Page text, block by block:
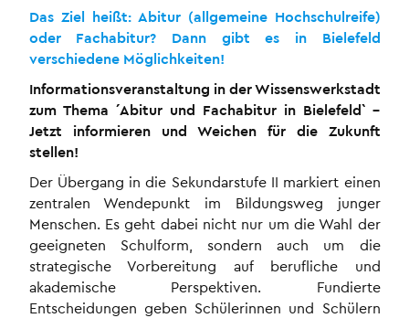
Das Ziel heißt: Abitur (allgemeine Hochschulreife)
oder Fachabitur? Dann gibt es in Bielefeld
verschiedene Möglichkeiten!
Informationsveranstaltung in der Wissenswerkstadt
zum Thema ´Abitur und Fachabitur in Bielefeld` –
Jetzt informieren und Weichen für die Zukunft
stellen!
Der Übergang in die Sekundarstufe II markiert einen
zentralen Wendepunkt im Bildungsweg junger
Menschen. Es geht dabei nicht nur um die Wahl der
geeigneten Schulform, sondern auch um die
strategische Vorbereitung auf berufliche und
akademische Perspektiven. Fundierte
Entscheidungen geben Schülerinnen und Schülern